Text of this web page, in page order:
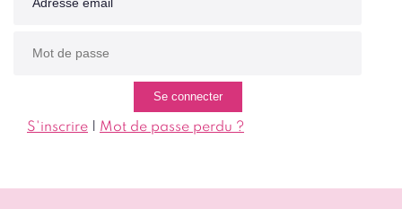
S'inscrire Mot de passe perdu ?